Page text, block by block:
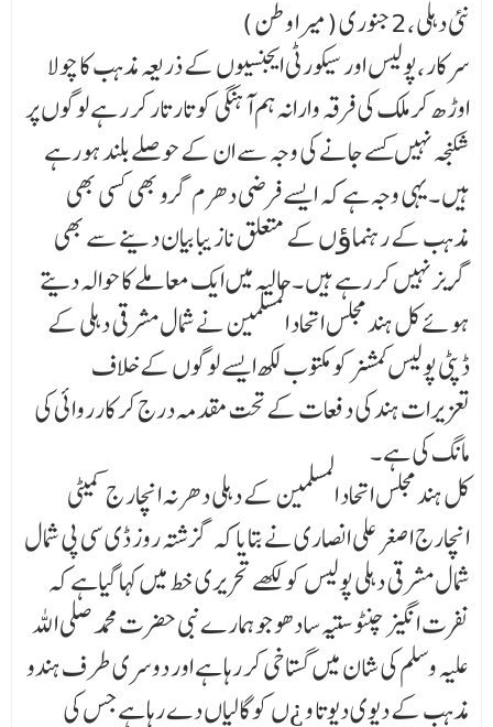
نئی دہلی ،2جنوری (میرا وطن )
سرکار ،پولیس اور سیکورٹی ایجنسیوں کے ذریعہ مذہب کا چولا
اوڑھ کرملک کی فرقہ وارانہ ہم آہنگی کو تار تار کر ر ہے لوگوں پر
شکنجہ نہیں کسے جانے کی وجہ سے ان کے حوصلے بلند ہورہے
ہیں ۔یہی وجہ ہے کہ ایسے فرضی دھرم گرو بھی کسی بھی
مذہب کے رہنماﺅں کے متعلق نازیبا بیان دینے سے بھی
گریز نہیں کر رہے ہیں ۔حالیہ میں ایک معاملے کا حوالہ دیتے
ہوئے کل ہند مجلس اتحاد المسلمین نے شمال مشرقی دہلی کے
ڈپٹی پولیس کمشنر کو مکتوب لکھ ایسے لوگوں کے خلاف
تعزیرات ہند کی دفعات کے تحت مقدمہ درج کر کارروائی کی
مانگ کی ہے ۔
کل ہند مجلس اتحاد المسلمین کے دہلی دھرنہ انچار ج کمیٹی
انچارج اصغر علی انصاری نے بتایا کہ گزشتہ روز ڈی سی پی شمال
شمال مشرقی دہلی پولیس کو لکھے تحریری خط میں کہا گیاہے کہ
نفرت انگیز چنٹو ستیہ سادھو جو ہمارے نبی حضرت محمد صلی اللہ
علیہ وسلم کی شان میں گستاخی کر رہا ہے اور دوسری طرف ہندو
مذہب کے دیوی دیوتا و ¿ں کو گالیاں دے رہا ہے جس کی